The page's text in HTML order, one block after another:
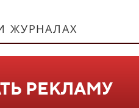
ЖУРНАЛАХ
РЕКЛАМУ